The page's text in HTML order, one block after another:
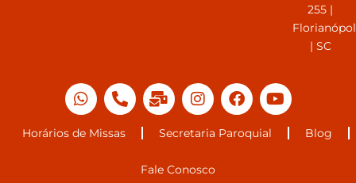
255 |
| SC
Horários de Missas Secretaria Paroquial Blog
Fale Conosco